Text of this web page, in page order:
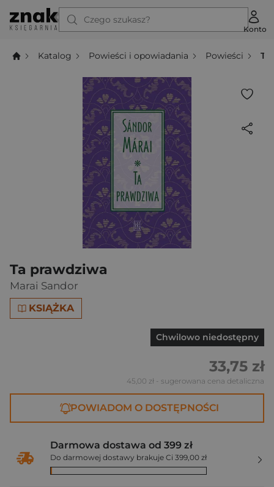
Czego szukasz?
Konto
Katalog Powieści i opowiadania Powieści
Ta prawdziwa
Marai Sandor
KSIĄŻKA
Chwilowo niedostępny
33,75 zł
45,00 zł - sugerowana cena detaliczna
POWIADOM O DOSTĘPNOŚCI
Darmowa dostawa od 399 zł
Do darmowej dostawy brakuje Ci 399,00 zł